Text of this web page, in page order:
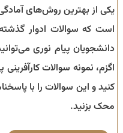
یکی از بهترین روش‌های
است که سوالات ادوار
دانشجویان پیام نوری
اگزم،‌ نمونه سوالات کارآفرینی
کنید و این سوالات را با
محک بزنید.